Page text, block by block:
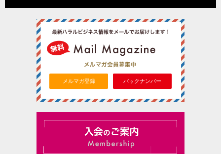
メルマガ登録 バックナンバー